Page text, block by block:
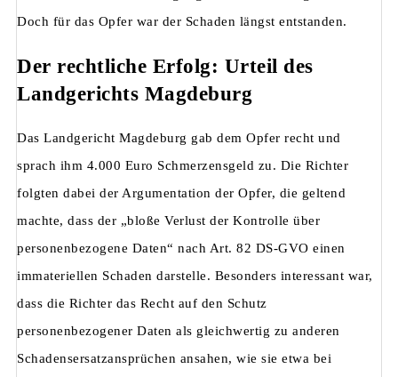
Doch für das Opfer war der Schaden längst entstanden.
Der rechtliche Erfolg: Urteil des
Landgerichts Magdeburg
Das Landgericht Magdeburg gab dem Opfer recht und
sprach ihm 4.000 Euro Schmerzensgeld zu. Die Richter
folgten dabei der Argumentation der Opfer, die geltend
machte, dass der „bloße Verlust der Kontrolle über
personenbezogene Daten“ nach Art. 82 DS-GVO einen
immateriellen Schaden darstelle. Besonders interessant war,
dass die Richter das Recht auf den Schutz
personenbezogener Daten als gleichwertig zu anderen
Schadensersatzansprüchen ansahen, wie sie etwa bei